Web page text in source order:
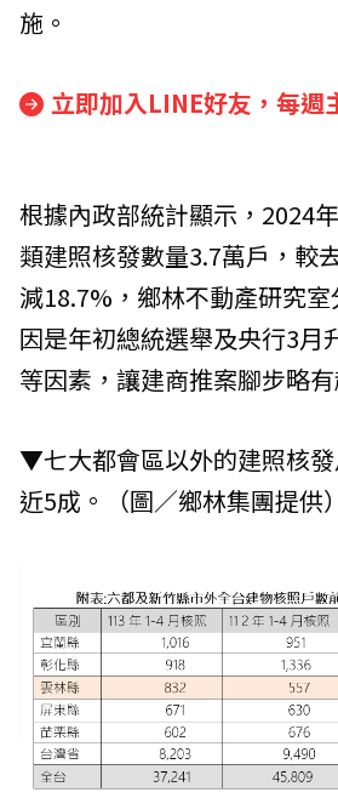
施。
立即加入LINE好友，每週
根據內政部統計顯示，2024
類建照核發數量3.7萬戶，較
減18.7%，鄉林不動產研究
因是年初總統選舉及央行3月
等因素，讓建商推案腳步略有
▼七大都會區以外的建照核
近5成。（圖／鄉林集團提供）